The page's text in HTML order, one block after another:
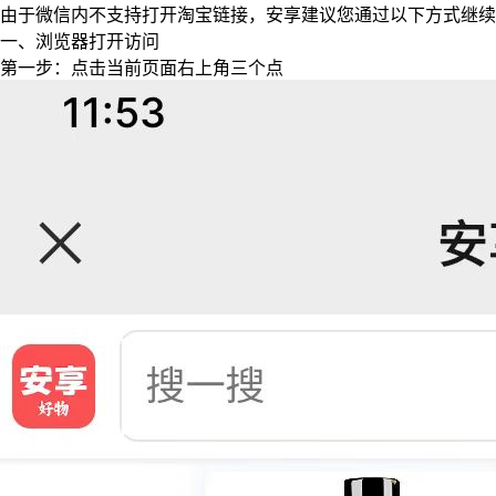
由于微信内不支持打开淘宝链接，安享建议您通过以下方式继
一、浏览器打开访问
第一步：点击当前页面右上角三个点